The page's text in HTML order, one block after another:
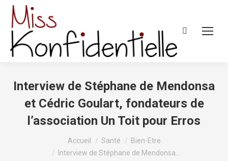
Recherche
Interview de Stéphane de Mendonsa
et Cédric Goulart, fondateurs de
l’association Un Toit pour Erros
Accueil Santé
Bien-Etre
Interview de Stéphane de Mendonsa…